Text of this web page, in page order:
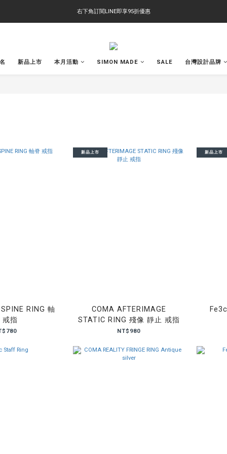
右下角訂閱LINE即享95折優惠
右下角訂閱LINE即享95折優惠
新品上市 本月活動 SIMON MADE SALE 台灣設計品牌
RING 軸
戒指
新品上市
COMA AFTERIMAGE
STATIC RING 殘像 靜止 戒指
NT$980
新品上市